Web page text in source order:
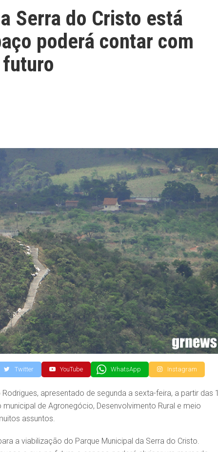
Serra do Cristo está
poderá contar com
Twitter YouTube WhatsApp Instagram
apresentado de segunda a sexta-feira, a partir das
municipal de Agronegócio, Desenvolvimento Rural e meio
assuntos.
a viabilização do Parque Municipal da Serra do Cristo.